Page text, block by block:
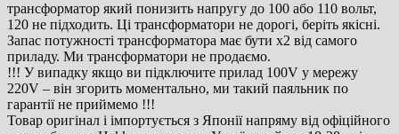
трансформатор який понизить напругу до 100 або 110 вольт,
120 не підходить. Ці трансформатори не дорогі, беріть якісні.
Запас потужності трансформатора має бути х2 від самого
приладу. Ми трансформатори не продаємо.
!!! У випадку якщо ви підключите прилад 100V у мережу
220V – він згорить моментально, ми такий паяльник по
гарантії не приймемо !!!
Товар оригінал і імпортується з Японії напряму від офіційного